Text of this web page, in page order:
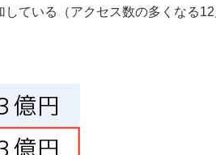
ている（アクセス数の多くなる12